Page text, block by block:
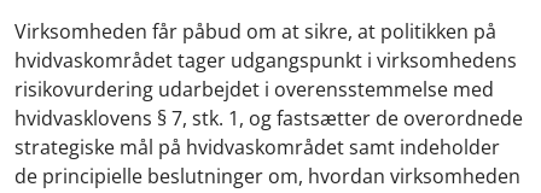
Virksomheden får påbud om at sikre, at politikken på
hvidvaskområdet tager udgangspunkt i virksomhedens
risikovurdering udarbejdet i overensstemmelse med
hvidvasklovens § 7, stk. 1, og fastsætter de overordnede
strategiske mål på hvidvaskområdet samt indeholder
de principielle beslutninger om, hvordan virksomheden